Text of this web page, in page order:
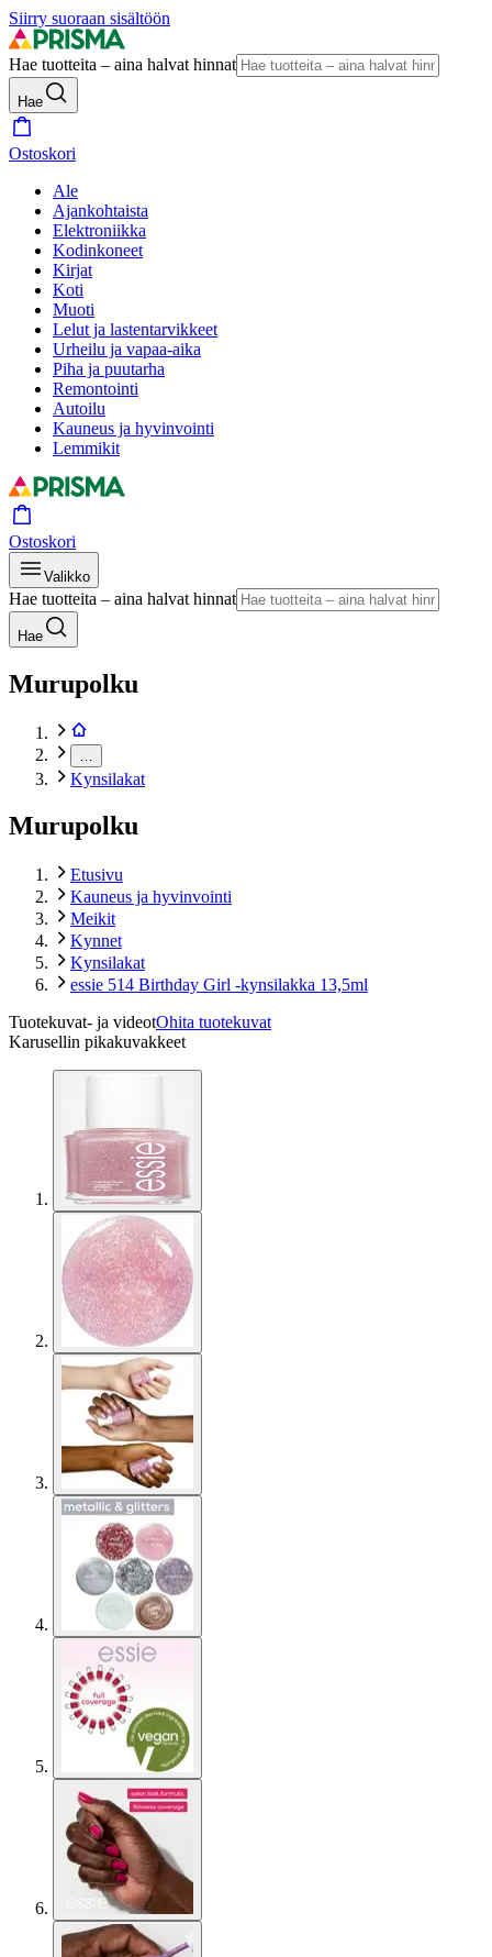
Siirry suoraan sisältöön
Hae tuotteita – aina halvat hinnat
Hae
Ostoskori
Ale
Ajankohtaista
Elektroniikka
Kodinkoneet
Kirjat
Koti
Muoti
Lelut ja lastentarvikkeet
Urheilu ja vapaa-aika
Piha ja puutarha
Remontointi
Autoilu
Kauneus ja hyvinvointi
Lemmikit
Ostoskori
Valikko
Hae tuotteita – aina halvat hinnat
Hae
Murupolku
Kynsilakat
Murupolku
Etusivu
Kauneus ja hyvinvointi
Meikit
Kynnet
Kynsilakat
essie 514 Birthday Girl -kynsilakka 13,5ml
Tuotekuvat- ja videotOhita tuotekuvat
Karusellin pikakuvakkeet